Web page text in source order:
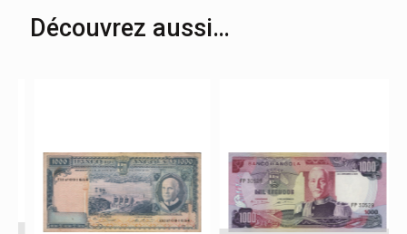
Découvrez aussi…